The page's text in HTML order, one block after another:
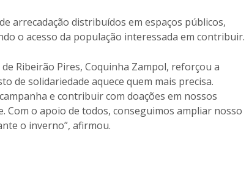
arrecadação distribuídos em espaços públicos,
o acesso da população interessada em contribuir.
Ribeirão Pires, Coquinha Zampol, reforçou a
de solidariedade aquece quem mais precisa.
e contribuir com doações em nossos
Com o apoio de todos, conseguimos ampliar nosso
o inverno”, afirmou.